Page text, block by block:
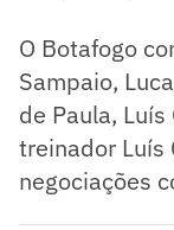
O Botafogo
Sampaio,
de Paula,
treinador Luís
negociações